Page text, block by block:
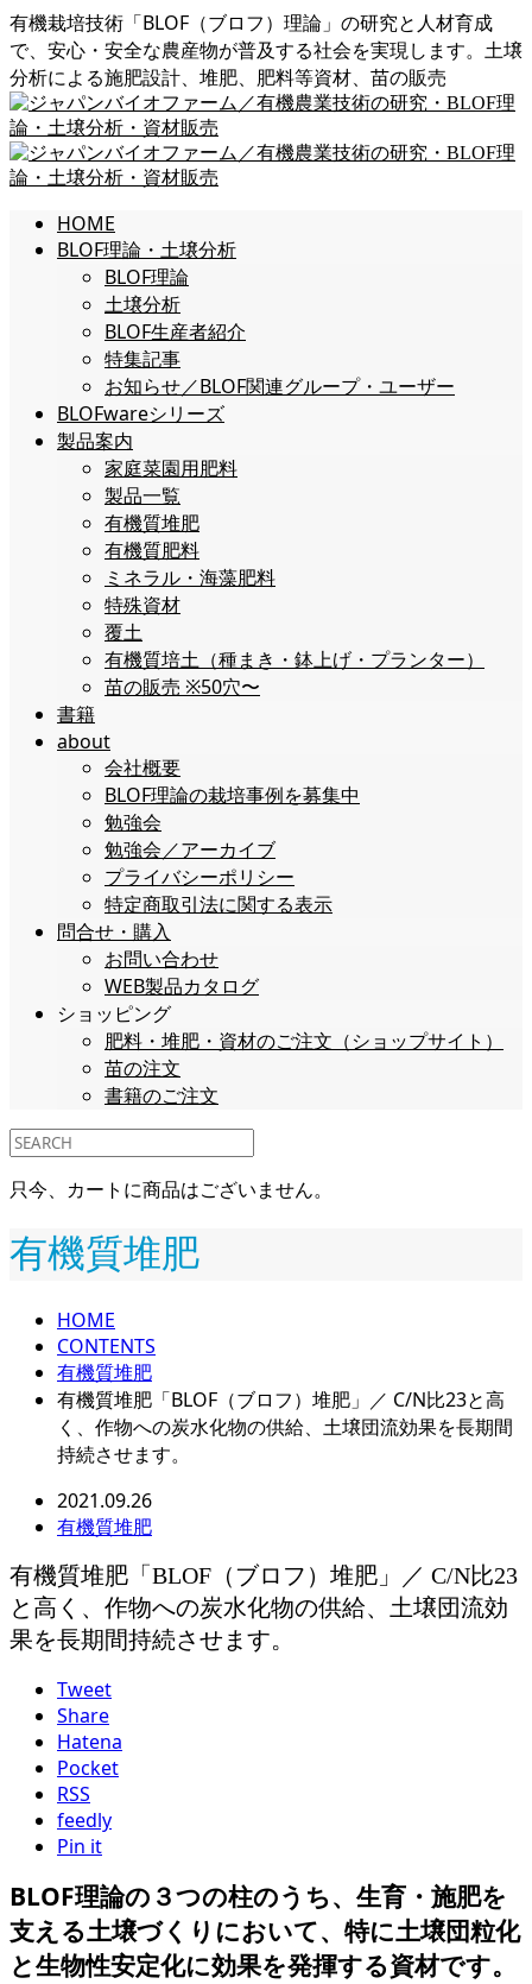
有機栽培技術「BLOF（ブロフ）理論」の研究と人材育成
で、安心・安全な農産物が普及する社会を実現します。土壌
分析による施肥設計、堆肥、肥料等資材、苗の販売
HOME
BLOF理論・土壌分析
BLOF理論
土壌分析
BLOF生産者紹介
特集記事
お知らせ／BLOF関連グループ・ユーザー
BLOFwareシリーズ
製品案内
家庭菜園用肥料
製品一覧
有機質堆肥
有機質肥料
ミネラル・海藻肥料
特殊資材
覆土
有機質培土（種まき・鉢上げ・プランター）
苗の販売 ※50穴〜
書籍
about
会社概要
BLOF理論の栽培事例を募集中
勉強会
勉強会／アーカイブ
プライバシーポリシー
特定商取引法に関する表示
問合せ・購入
お問い合わせ
WEB製品カタログ
ショッピング
肥料・堆肥・資材のご注文（ショップサイト）
苗の注文
書籍のご注文
只今、カートに商品はございません。
有機質堆肥
HOME
CONTENTS
有機質堆肥
有機質堆肥「BLOF（ブロフ）堆肥」／ C/N比23と高
く、作物への炭水化物の供給、土壌団流効果を長期間
持続させます。
2021.09.26
有機質堆肥
有機質堆肥「BLOF（ブロフ）堆肥」／ C/N比23
と高く、作物への炭水化物の供給、土壌団流効
果を長期間持続させます。
Tweet
Share
Hatena
Pocket
RSS
feedly
Pin it
BLOF理論の３つの柱のうち、生育・施肥を
支える土壌づくりにおいて、特に土壌団粒化
と生物性安定化に効果を発揮する資材です。